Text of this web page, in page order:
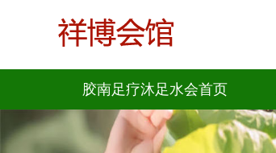
胶南足疗沐足水会首页